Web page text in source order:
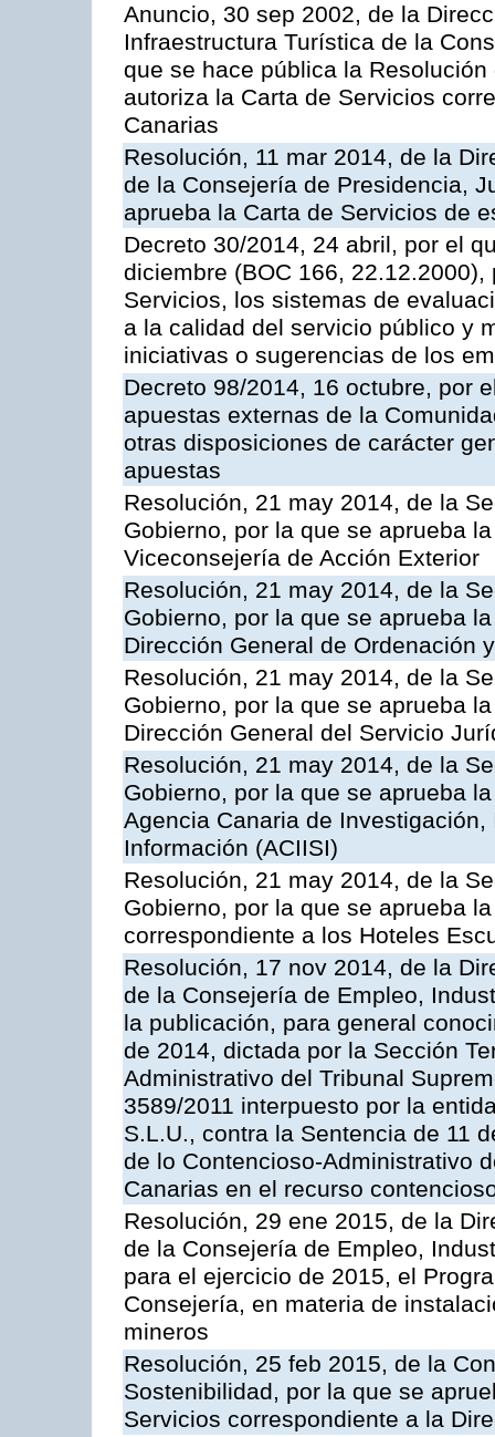
Anuncio, 30 sep 2002, de la
Infraestructura Turística de la
que se hace pública la
autoriza la Carta de Servicios
Canarias
Resolución, 11 mar 2014, de la
de la Consejería de Presidencia,
aprueba la Carta de Servicios de
Decreto 30/2014, 24 abril, por el
diciembre (BOC 166,
Servicios, los sistemas de
a la calidad del servicio público y
iniciativas o sugerencias de los
Decreto 98/2014, 16 octubre, por
apuestas externas de la
otras disposiciones de carácter
apuestas
Resolución, 21 may 2014, de la
Gobierno, por la que se aprueba
Viceconsejería de Acción Exterior
Resolución, 21 may 2014, de la
Gobierno, por la que se aprueba
Dirección General de Ordenación
Resolución, 21 may 2014, de la
Gobierno, por la que se aprueba
Dirección General del Servicio
Resolución, 21 may 2014, de la
Gobierno, por la que se aprueba
Agencia Canaria de
Información (ACIISI)
Resolución, 21 may 2014, de la
Gobierno, por la que se aprueba
correspondiente a los Hoteles
Resolución, 17 nov 2014, de la
de la Consejería de Empleo,
la publicación, para general
de 2014, dictada por la Sección
Administrativo del Tribunal
3589/2011 interpuesto por la
S.L.U., contra la Sentencia de 11
de lo Contencioso-Administrativo
Canarias en el recurso
Resolución, 29 ene 2015, de la
de la Consejería de Empleo,
para el ejercicio de 2015, el
Consejería, en materia de
mineros
Resolución, 25 feb 2015, de la
Sostenibilidad, por la que se
Servicios correspondiente a la